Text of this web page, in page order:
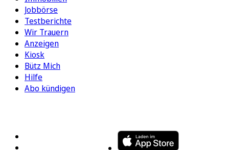
Jobbörse
Testberichte
Wir Trauern
Anzeigen
Kiosk
Bütz Mich
Hilfe
Abo kündigen